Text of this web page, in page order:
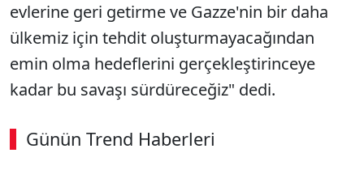
evlerine geri getirme ve Gazze'nin bir daha
ülkemiz için tehdit oluşturmayacağından
emin olma hedeflerini gerçekleştirinceye
kadar bu savaşı sürdüreceğiz" dedi.
Günün Trend Haberleri